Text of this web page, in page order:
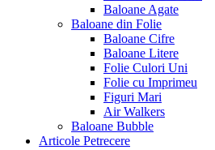
Baloane Agate
Baloane din Folie
Baloane Cifre
Baloane Litere
Folie Culori Uni
Folie cu Imprimeu
Figuri Mari
Air Walkers
Baloane Bubble
Articole Petrecere